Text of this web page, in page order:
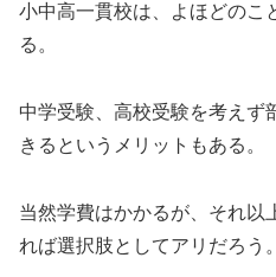
小中高一貫校は、よほどのこ
る。
中学受験、高校受験を考えず
きるというメリットもある。
当然学費はかかるが、それ以
れば選択肢としてアリだろう。